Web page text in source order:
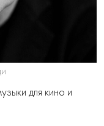
для кино и